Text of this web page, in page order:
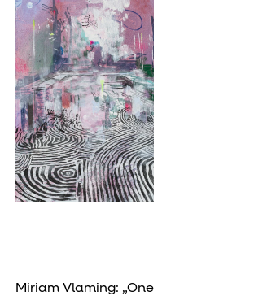
Miriam Vlaming: „One